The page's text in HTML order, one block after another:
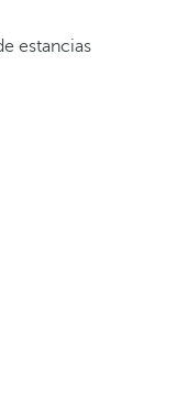
estancias